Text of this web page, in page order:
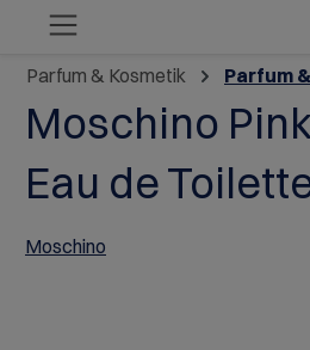
Parfum & Kosmetik Parfum
Moschino
Eau de
Moschino